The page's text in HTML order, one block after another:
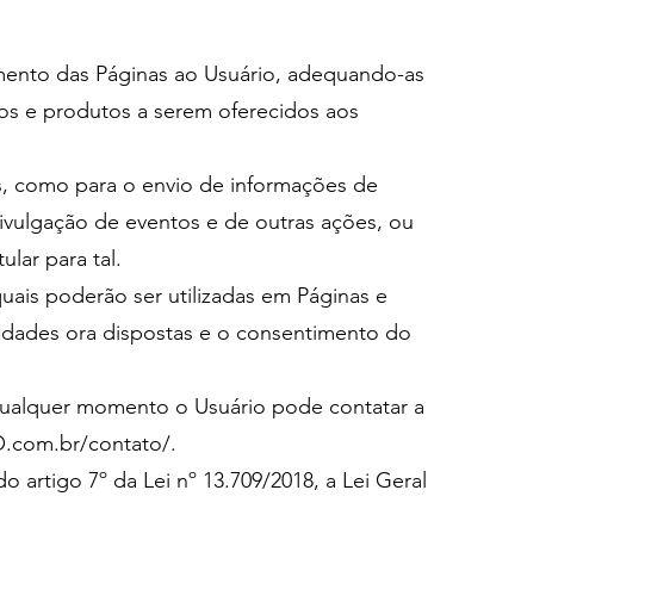
das Páginas ao Usuário, adequando-as
e produtos a serem oferecidos aos
como para o envio de informações de
de eventos e de outras ações, ou
para tal.
poderão ser utilizadas em Páginas e
ora dispostas e o consentimento do
momento o Usuário pode contatar a
contato/.
7º da Lei nº 13.709/2018, a Lei Geral